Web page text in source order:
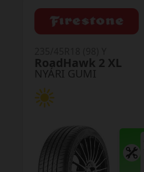
NYÁRI GUMI
RoadHawk 2 XL